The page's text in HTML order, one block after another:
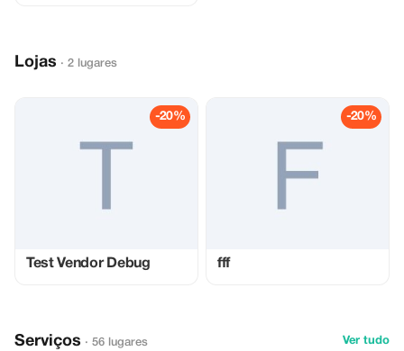
Lojas · 2 lugares
-20%
Test Vendor Debug
-20%
fff
Serviços · 56 lugares Ver tudo